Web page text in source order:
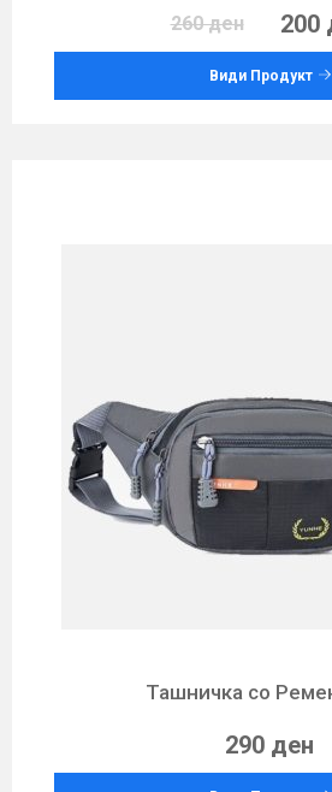
260 ден 200
Види Продукт
Ташничка со
290 ден